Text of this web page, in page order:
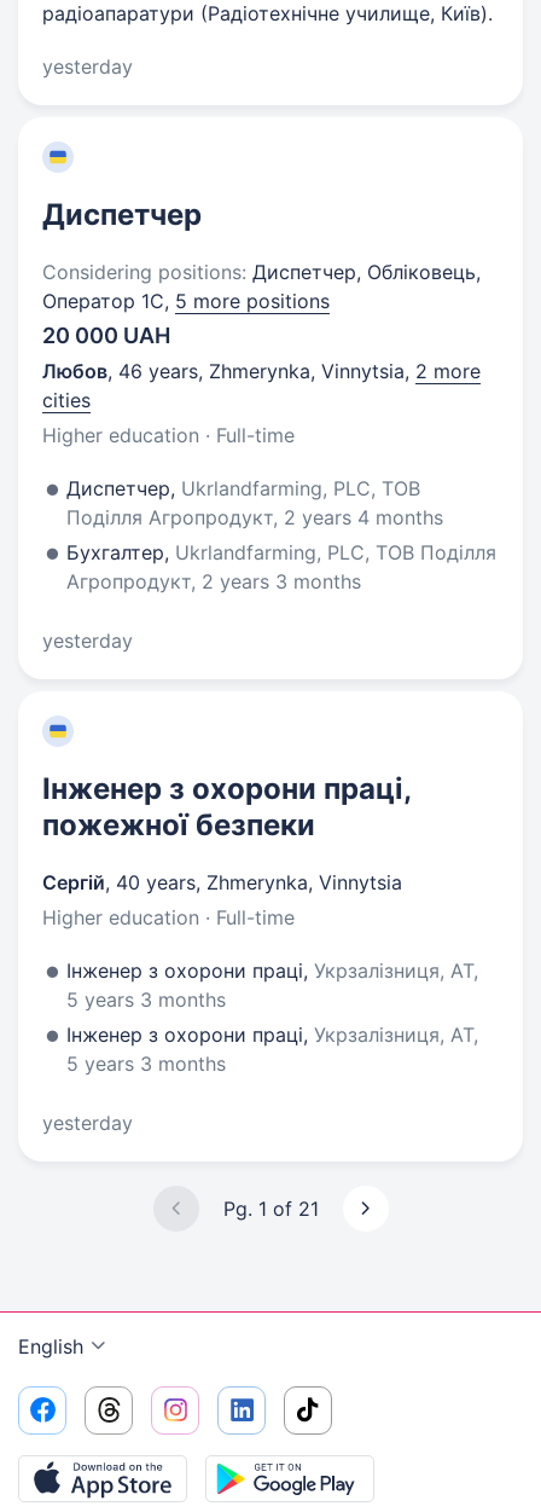
радіоапаратури (Радіотехнічне училище, Київ).
yesterday
Диспетчер
Considering positions: Диспетчер, Обліковець,
Оператор 1C, 5 more positions
20 000 UAH
Любов, 46 years, Zhmerynka, Vinnytsia, 2 more
cities
Higher education · Full-time
Диспетчер, Ukrlandfarming, PLC, ТОВ
Поділля Агропродукт, 2 years 4 months
Бухгалтер, Ukrlandfarming, PLC, ТОВ Поділля
Агропродукт, 2 years 3 months
yesterday
Інженер з охорони праці,
пожежної безпеки
Сергій, 40 years, Zhmerynka, Vinnytsia
Higher education · Full-time
Інженер з охорони праці, Укрзалізниця, АТ,
5 years 3 months
Інженер з охорони праці, Укрзалізниця, АТ,
5 years 3 months
yesterday
Pg. 1 of 21
English